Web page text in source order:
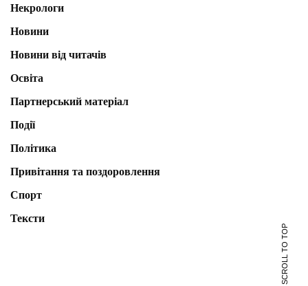
Некрологи
Новини
Новини від читачів
Освіта
Партнерський матеріал
Події
Політика
Привітання та поздоровлення
Спорт
Тексти
SCROLL TO TOP